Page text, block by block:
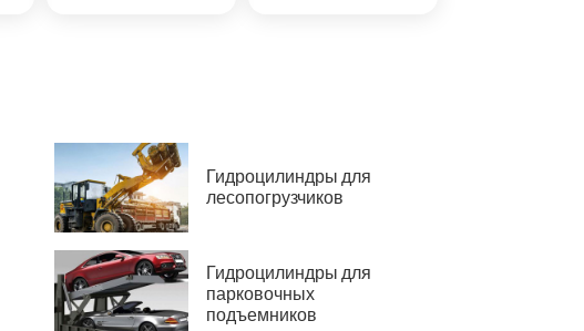
Гидроцилиндры для
лесопогрузчиков
Гидроцилиндры для
парковочных
подъемников